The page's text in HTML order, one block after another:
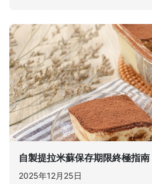
自製提拉米蘇保存期限終極指
2025年12月25日